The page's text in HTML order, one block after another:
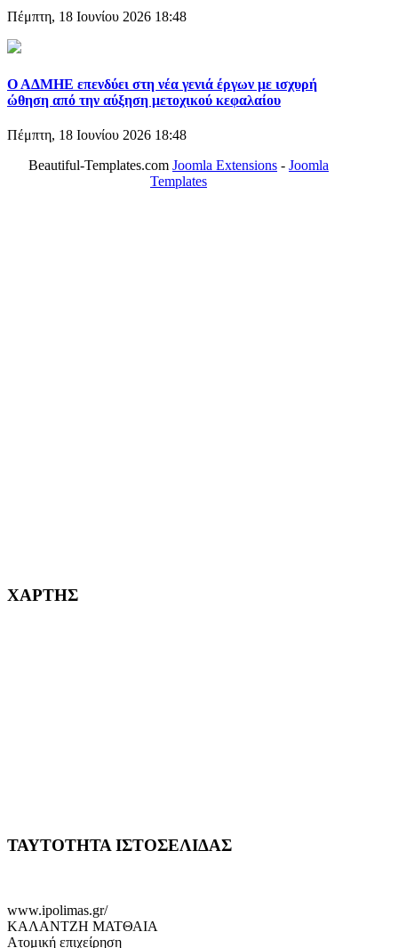
Πέμπτη, 18 Ιουνίου 2026 18:48
Ο ΑΔΜΗΕ επενδύει στη νέα γενιά έργων με ισχυρή
ώθηση από την αύξηση μετοχικού κεφαλαίου
Πέμπτη, 18 Ιουνίου 2026 18:48
Beautiful-Templates.comJoomla Extensions -Joomla
Templates
ΧΑΡΤΗΣ
ΤΑΥΤΟΤΗΤΑ ΙΣΤΟΣΕΛΙΔΑΣ
www.ipolimas.gr/
ΚΑΛΑΝΤΖΗ ΜΑΤΘΑΙΑ
Ατομική επιχείρηση